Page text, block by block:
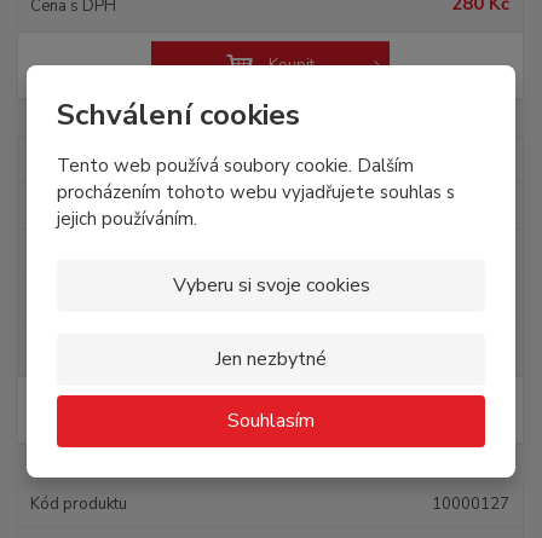
Schválení cookies
Tento web používá soubory cookie. Dalším
procházením tohoto webu vyjadřujete souhlas s
jejich používáním.
Vyberu si svoje cookies
Jen nezbytné
Souhlasím
Koupit
Graviola extra PM 120 cps.
Koupit
10000127